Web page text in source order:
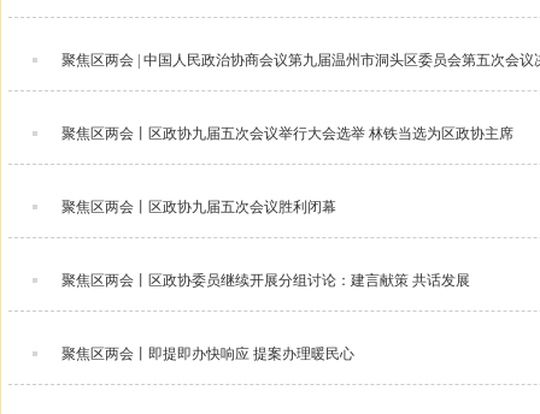
聚焦区两会 | 中国人民政治协商会议第九届温州市洞头区委员会第五次会议
聚焦区两会丨区政协九届五次会议举行大会选举 林铁当选为区政协主席
聚焦区两会丨区政协九届五次会议胜利闭幕
聚焦区两会丨区政协委员继续开展分组讨论：建言献策 共话发展
聚焦区两会丨即提即办快响应 提案办理暖民心